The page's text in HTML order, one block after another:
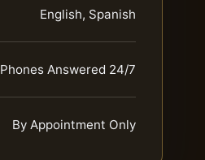
English, Spanish
Phones Answered 24/7
By Appointment Only